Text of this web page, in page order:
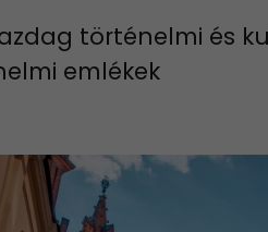
történelmi és
emlékek